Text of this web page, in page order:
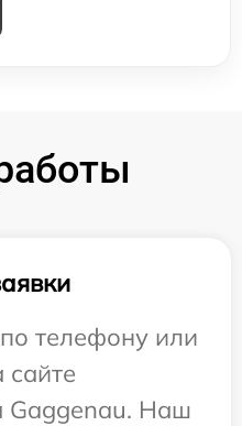
телефону или
сайте
Gaggenau. Наш